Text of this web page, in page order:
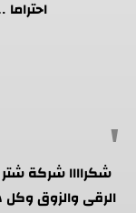
شكراااا شركة
الرقى والزوق وكل